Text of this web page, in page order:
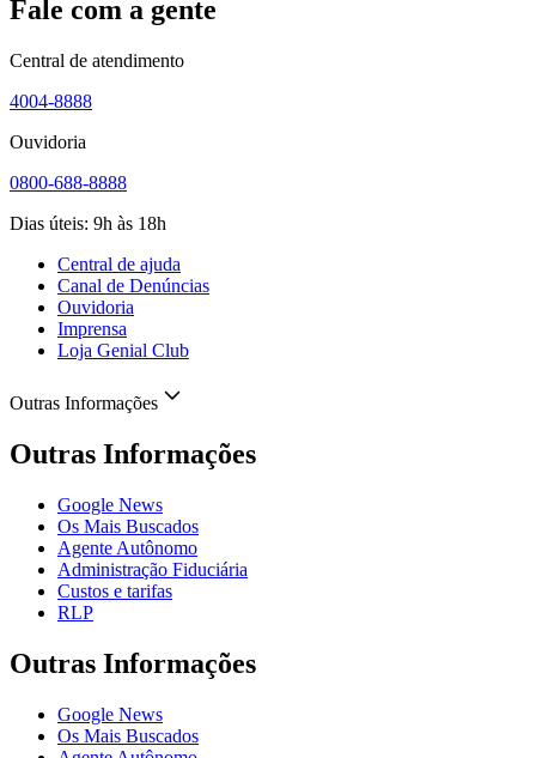
Fale com a gente
Central de atendimento
4004-8888
Ouvidoria
0800-688-8888
Dias úteis: 9h às 18h
Central de ajuda
Canal de Denúncias
Ouvidoria
Imprensa
Loja Genial Club
Outras Informações
Outras Informações
Google News
Os Mais Buscados
Agente Autônomo
Administração Fiduciária
Custos e tarifas
RLP
Outras Informações
Google News
Os Mais Buscados